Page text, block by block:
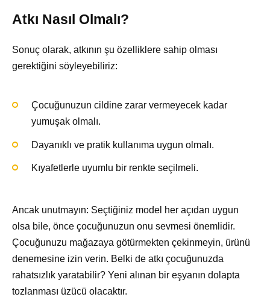
Atkı Nasıl Olmalı?
Sonuç olarak, atkının şu özelliklere sahip olması
gerektiğini söyleyebiliriz:
Çocuğunuzun cildine zarar vermeyecek kadar
yumuşak olmalı.
Dayanıklı ve pratik kullanıma uygun olmalı.
Kıyafetlerle uyumlu bir renkte seçilmeli.
Ancak unutmayın: Seçtiğiniz model her açıdan uygun
olsa bile, önce çocuğunuzun onu sevmesi önemlidir.
Çocuğunuzu mağazaya götürmekten çekinmeyin, ürünü
denemesine izin verin. Belki de atkı çocuğunuzda
rahatsızlık yaratabilir? Yeni alınan bir eşyanın dolapta
tozlanması üzücü olacaktır.